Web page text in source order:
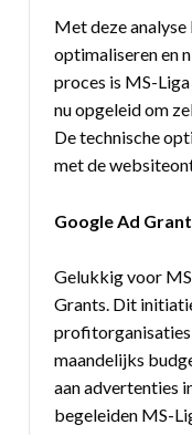
Met deze
optimaliseren en
proces is MS-
nu opgeleid om
De technische
met de
Google Ad
Gelukkig voor
Grants. Dit
profitorganisaties
maandelijks
aan advertenties
begeleiden MS-